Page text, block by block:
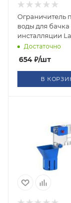
Ограничитель
воды для бачка
инсталляции
Boho RelFix
Достаточно
654 ₽/шт
В